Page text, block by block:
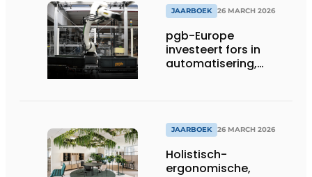
JAARBOEK 26 MARCH 2026
pgb-Europe
investeert fors in
automatisering,
JAARBOEK 26 MARCH 2026
Holistisch-
ergonomische,